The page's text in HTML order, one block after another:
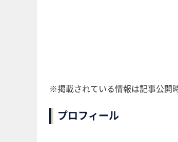
※掲載されている情報は記事公開
プロフィール